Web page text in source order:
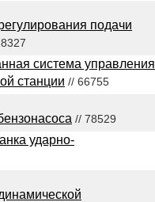
подачи
система управления
станции // 66755
// 78529
ударно-